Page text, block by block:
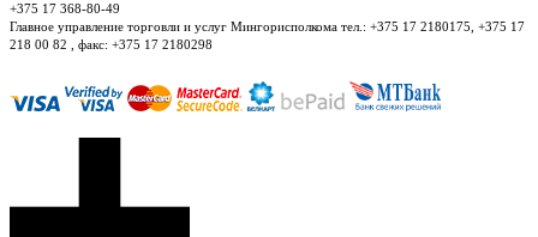
+375 17 368-80-49
Главное управление торговли и услуг Мингорисполкома тел.: +375 17 2180175, +375 17
218 00 82 , факс: +375 17 2180298